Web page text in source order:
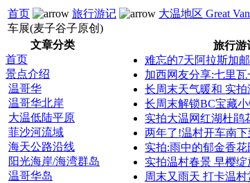
首页 旅行游记 大温地区 Great
车展(麦子谷子原创)
文章分类
首页
景点介绍
温哥华
温哥华北岸
大温低陆平原
菲沙河流域
海天公路沿线
阳光海岸/海湾群岛
温哥华岛
旅行游
难忘的7天阿拉斯加
加西网友分享:七里
长周末天气暖和 实
长周末解锁BC宝藏
实拍大温网红湖杜鹃
两年了!温村开车南
实拍:雨中的郁金香花
实拍温村春景 早樱
周末又雨天 打卡温